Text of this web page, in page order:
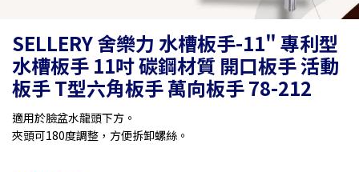
SELLERY 舍樂力 水槽板手-11" 專利型
水槽板手 11吋 碳鋼材質 開口板手 活動
板手 T型六角板手 萬向板手 78-212
適用於臉盆水龍頭下方。
夾頭可180度調整，方便拆卸螺絲。